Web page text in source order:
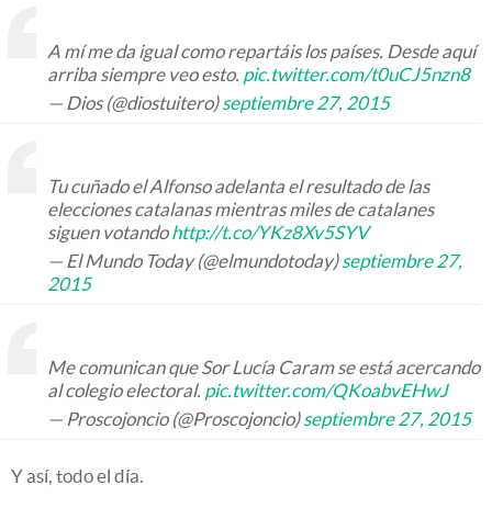
A mí me da igual como repartáis los países. Desde aquí
arriba siempre veo esto. pic.twitter.com/t0uCJ5nzn8
— Dios (@diostuitero)septiembre 27, 2015
Tu cuñado el Alfonso adelanta el resultado de las
elecciones catalanas mientras miles de catalanes
siguen votandohttp://t.co/YKz8Xv5SYV
— El Mundo Today (@elmundotoday)septiembre 27,
2015
Me comunican que Sor Lucía Caram se está acercando
al colegio electoral. pic.twitter.com/QKoabvEHwJ
— Proscojoncio (@Proscojoncio)septiembre 27, 2015
Y así, todo el día.